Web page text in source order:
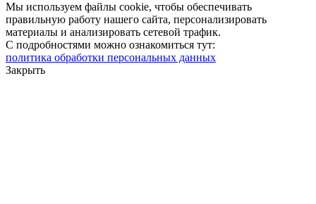
Мы используем файлы cookie, чтобы обеспечивать
правильную работу нашего сайта, персонализировать
материалы и анализировать сетевой трафик.
С подробностями можно ознакомиться тут:
политика обработки персональных данных
Закрыть